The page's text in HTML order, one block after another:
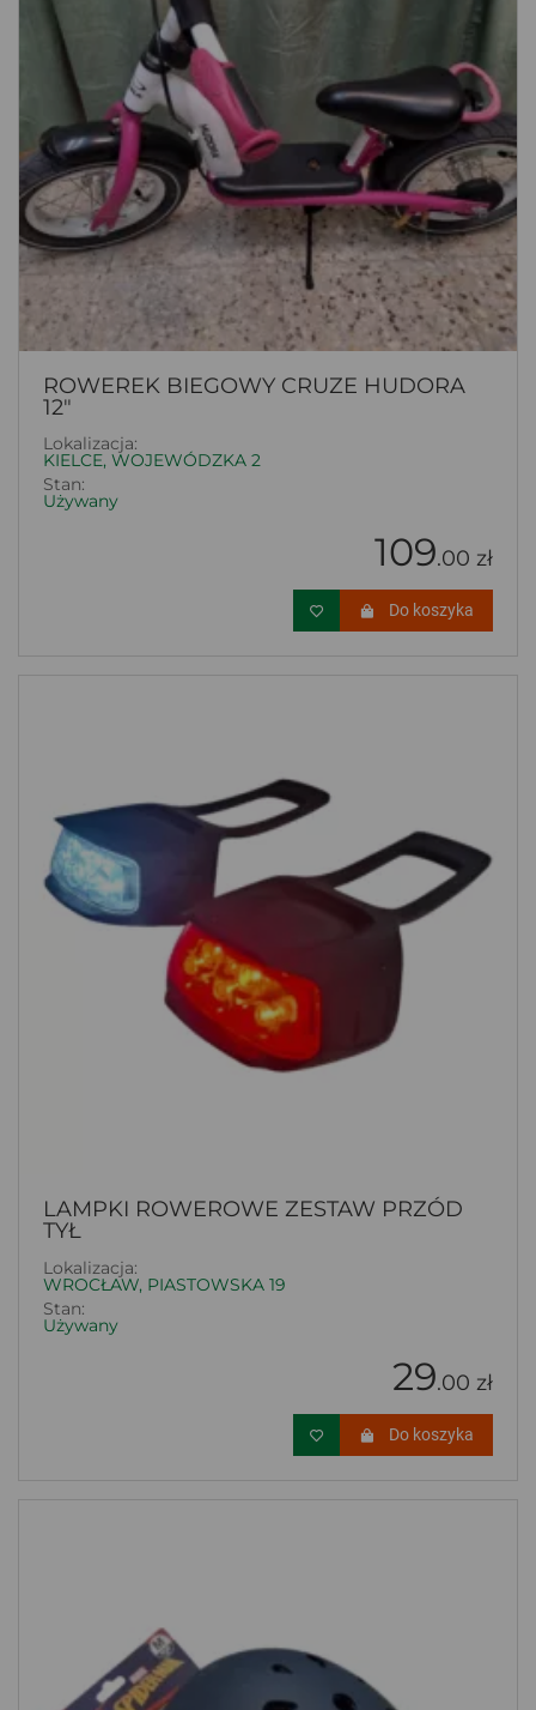
ROWEREK BIEGOWY CRUZE HUDORA
12"
Lokalizacja:
KIELCE, WOJEWÓDZKA 2
Stan:
Używany
109.00 zł
Do koszyka
LAMPKI ROWEROWE ZESTAW PRZÓD
TYŁ
Lokalizacja:
WROCŁAW, PIASTOWSKA 19
Stan:
Używany
29.00 zł
Do koszyka